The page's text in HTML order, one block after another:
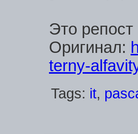
Это
Оригинал:
terny-
Tags: it,